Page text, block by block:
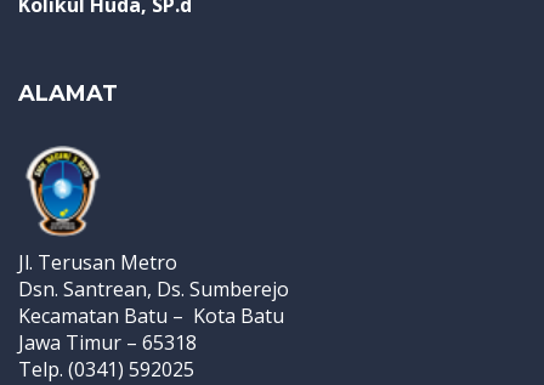
Kolikul Huda, SP.d
ALAMAT
Jl. Terusan Metro
Dsn. Santrean, Ds. Sumberejo
Kecamatan Batu – Kota Batu
Jawa Timur – 65318
Telp. (0341) 592025